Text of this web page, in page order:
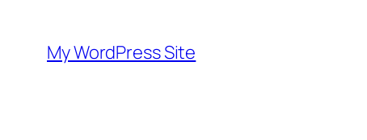
content
My WordPress Site